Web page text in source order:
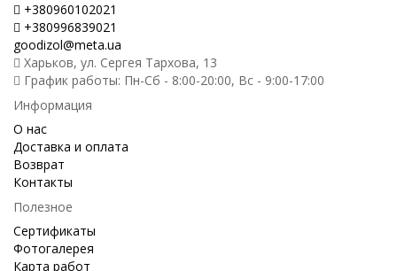
+380960102021
+380996839021
goodizol@meta.ua
Харьков, ул. Сергея Тархова, 13
График работы: Пн-Сб - 8:00-20:00, Вс - 9:00-17:00
Информация
О нас
Доставка и оплата
Возврат
Контакты
Полезное
Сертификаты
Фотогалерея
Карта работ